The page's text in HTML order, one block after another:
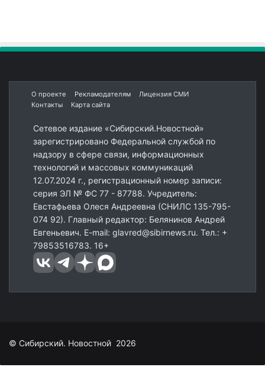
О проекте Рекламодателям
Лицензия СМИ
Контакты
Карта сайта
Сетевое издание «Сибирский.Новостной»
зарегистрировано Федеральной службой по
надзору в сфере связи, информационных
технологий и массовых коммуникаций
12.07.2024 г., регистрационный номер записи:
серия ЭЛ № ФС 77 - 87788. Учредитель:
Евстафьева Олеся Андреевна (СНИЛС 135-795-
074 92). Главный редактор: Белянинов Андрей
Евгеньевич. E-mail: glavred@sibirnews.ru. Тел.: +
79853516783. 16+
© Сибирский. Новостной 2026